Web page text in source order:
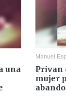
una
Manuel
Privan
mujer